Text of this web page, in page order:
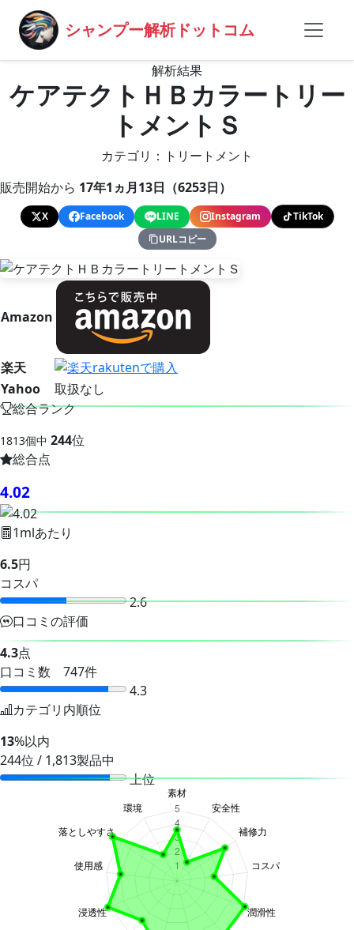
シャンプー解析ドットコム
解析結果
ケアテクトＨＢカラートリー
トメントＳ
カテゴリ：トリートメント
販売開始から 17年1ヵ月13日（6253日）
X Facebook LINE Instagram
TikTok
URLコピー
Amazon
楽天
Yahoo
取扱なし
総合ランク
1813個中 244位
総合点
4.02
1mlあたり
6.5円
コスパ
2.6
口コミの評価
4.3点
口コミ数 747件
4.3
カテゴリ内順位
13%以内
244位 / 1,813製品中
上位